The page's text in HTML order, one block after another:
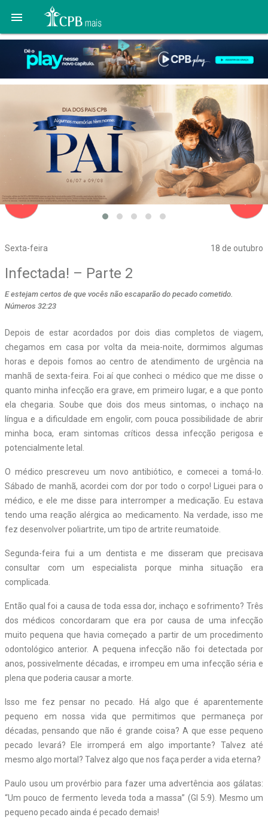

Sexta-feira 18 de outubro
navigate_before
Infectada! – Parte 2
E estejam certos de que vocês não escaparão do pecado cometido.
Números 32:23
Depois de estar acordados por dois dias completos de viagem,
chegamos em casa por volta da meia-noite, dormimos algumas
horas e depois fomos ao centro de atendimento de urgência na
manhã de sexta-feira. Foi aí que conheci o médico que me disse o
quanto minha infecção era grave, em primeiro lugar, e a que ponto
ela chegaria. Soube que dois dos meus sintomas, o inchaço na
língua e a dificuldade em engolir, com pouca possibilidade de abrir
minha boca, eram sintomas críticos dessa infecção perigosa e
potencialmente letal.
O médico prescreveu um novo antibiótico, e comecei a tomá-lo.
Sábado de manhã, acordei com dor por todo o corpo! Liguei para o
médico, e ele me disse para interromper a medicação. Eu estava
tendo uma reação alérgica ao medicamento. Na verdade, isso me
fez desenvolver poliartrite, um tipo de artrite reumatoide.
Segunda-feira fui a um dentista e me disseram que precisava
consultar com um especialista porque minha situação era
complicada.
Então qual foi a causa de toda essa dor, inchaço e sofrimento? Três
dos médicos concordaram que era por causa de uma infecção
muito pequena que havia começado a partir de um procedimento
odontológico anterior. A pequena infecção não foi detectada por
anos, possivelmente décadas, e irrompeu em uma infecção séria e
plena que poderia causar a morte.
Isso me fez pensar no pecado. Há algo que é aparentemente
pequeno em nossa vida que permitimos que permaneça por
décadas, pensando que não é grande coisa? A que esse pequeno
pecado levará? Ele irromperá em algo importante? Talvez até
mesmo algo mortal? Talvez algo que nos faça perder a vida eterna?
Paulo usou um provérbio para fazer uma advertência aos gálatas:
“Um pouco de fermento leveda toda a massa” (Gl 5:9). Mesmo um
pequeno pecado ainda é pecado demais!
navigate_next